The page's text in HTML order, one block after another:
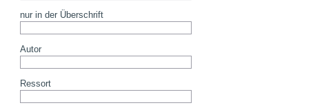
nur in der Überschrift
Autor
Ressort